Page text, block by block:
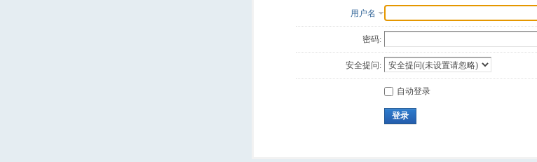
用户名
密码:
安全提问:
自动登录
登录